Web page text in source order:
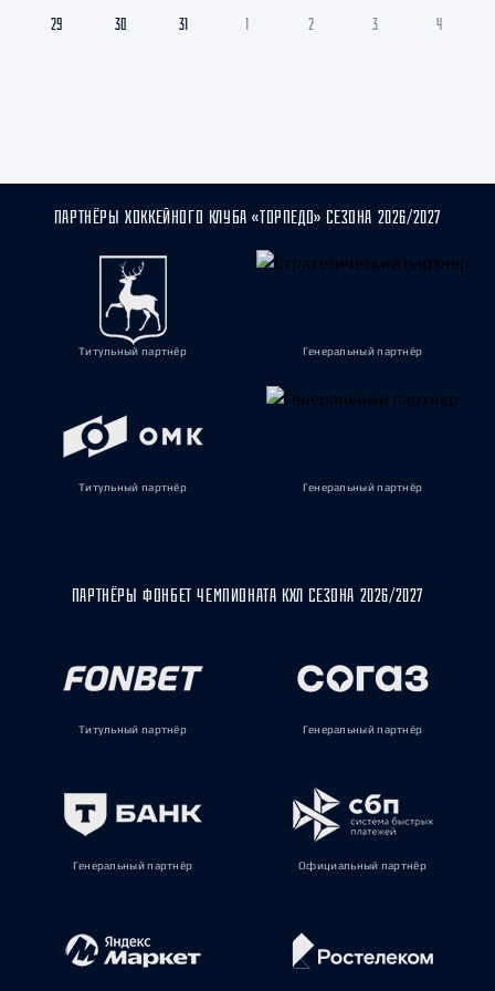
29 30 31 1 2 3 4
ПАРТНЁРЫ ХОККЕЙНОГО КЛУБА «ТОРПЕДО» СЕЗОНА 2026/2027
Титульный партнёр Генеральный партнёр
Титульный партнёр Генеральный партнёр
ПАРТНЁРЫ ФОНБЕТ ЧЕМПИОНАТА КХЛ СЕЗОНА 2026/2027
Титульный партнёр Генеральный партнёр
Генеральный партнёр Официальный партнёр